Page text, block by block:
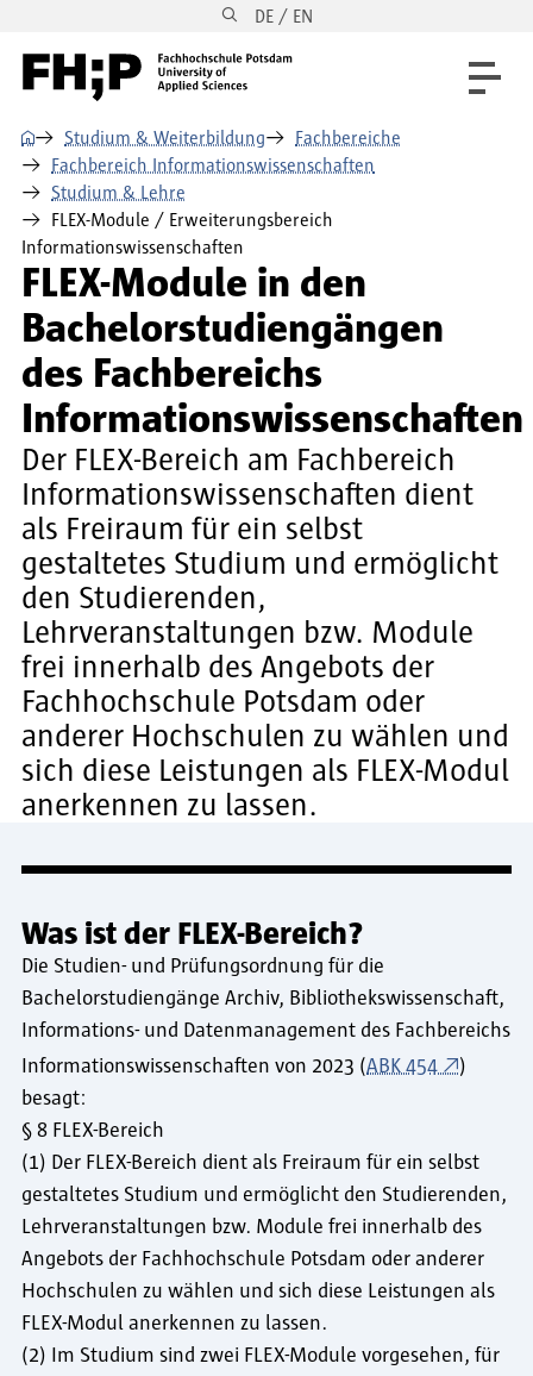
Direkt zur Hauptnavigation DE / EN
⌂ Studium & Weiterbildung
Fachbereiche
Fachbereich Informationswissenschaften
Studium & Lehre
FLEX-Module / Erweiterungsbereich
Informationswissenschaften
FLEX-Module in den
Bachelorstudiengängen
des Fachbereichs
Informationswissenschaften
Der FLEX-Bereich am Fachbereich
Informationswissenschaften dient
als Freiraum für ein selbst
gestaltetes Studium und ermöglicht
den Studierenden,
Lehrveranstaltungen bzw. Module
frei innerhalb des Angebots der
Fachhochschule Potsdam oder
anderer Hochschulen zu wählen und
sich diese Leistungen als FLEX-Modul
anerkennen zu lassen.
Was ist der FLEX-Bereich?
Die Studien- und Prüfungsordnung für die
Bachelorstudiengänge Archiv, Bibliothekswissenschaft,
Informations- und Datenmanagement des Fachbereichs
Informationswissenschaften von 2023 (ABK 454
)
besagt:
§ 8 FLEX-Bereich
(1) Der FLEX-Bereich dient als Freiraum für ein selbst
gestaltetes Studium und ermöglicht den Studierenden,
Lehrveranstaltungen bzw. Module frei innerhalb des
Angebots der Fachhochschule Potsdam oder anderer
Hochschulen zu wählen und sich diese Leistungen als
FLEX-Modul anerkennen zu lassen.
(2) Im Studium sind zwei FLEX-Module vorgesehen, für